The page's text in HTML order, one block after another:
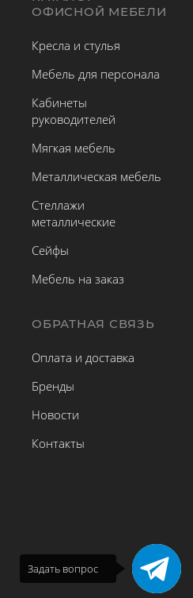
Задать вопрос
ОФИСНОЙ МЕБЕЛИ
Кресла и стулья
Мебель для персонала
Кабинеты
руководителей
Мягкая мебель
Металлическая мебель
Стеллажи
металлические
Сейфы
Мебель на заказ
ОБРАТНАЯ СВЯЗЬ
Оплата и доставка
Бренды
Новости
Контакты